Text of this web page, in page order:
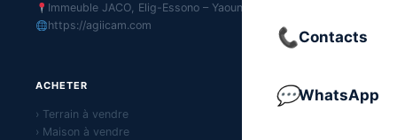
Contacts
WhatsApp
Immeuble JACO, Elig-Essono – Yaoundé
https://agiicam.com
ACHETER
› Terrain à vendre
› Maison à vendre